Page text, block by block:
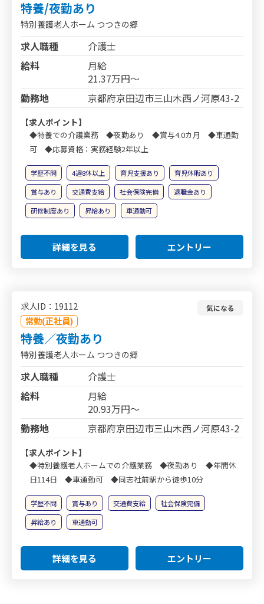
特養/夜勤あり
特別養護老人ホーム つつきの郷
求人職種
介護士
給料
月給
21.37万円～
勤務地
京都府京田辺市三山木西ノ河原43-2
【求人ポイント】
◆特養での介護業務 ◆夜勤あり ◆賞与4.0カ月 ◆車通勤
可 ◆応募資格：実務経験2年以上
学歴不問 4週8休以上 育児支援あり
育児休暇あり
賞与あり
交通費支給 社会保険完備
退職金あり
研修制度あり
昇給あり 車通勤可
詳細を見る エントリー
求人ID：19112
常勤(正社員)
気になる
特養／夜勤あり
特別養護老人ホーム つつきの郷
求人職種
介護士
給料
月給
20.93万円～
勤務地
京都府京田辺市三山木西ノ河原43-2
【求人ポイント】
◆特別養護老人ホームでの介護業務 ◆夜勤あり ◆年間休
日114日 ◆車通勤可 ◆同志社前駅から徒歩10分
学歴不問 賞与あり 交通費支給
社会保険完備
昇給あり
車通勤可
詳細を見る エントリー